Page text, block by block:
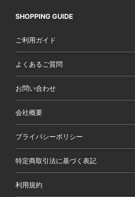
SHOPPING GUIDE
ご利用ガイド
よくあるご質問
お問い合わせ
会社概要
プライバシーポリシー
特定商取引法に基づく表記
利用規約